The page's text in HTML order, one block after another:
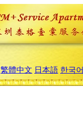
繁體中文 日本語 한국어